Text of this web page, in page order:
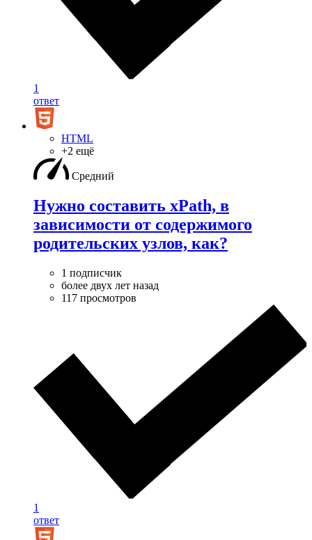
1
ответ
HTML
+2 ещё
Средний
Нужно составить xPath, в
зависимости от содержимого
родительских узлов, как?
1 подписчик
более двух лет назад
117 просмотров
1
ответ